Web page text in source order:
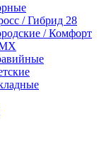
/ Гибрид 28
/ Комфорт